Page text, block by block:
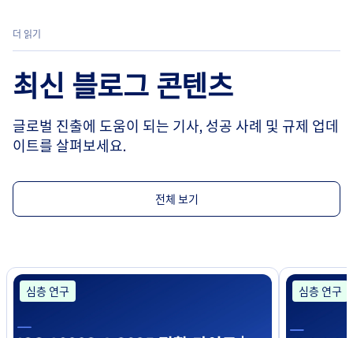
더 읽기
최신 블로그 콘텐츠
글로벌 진출에 도움이 되는 기사, 성공 사례 및 규제 업데
이트를 살펴보세요.
전체 보기
심층 연구 심층 연구